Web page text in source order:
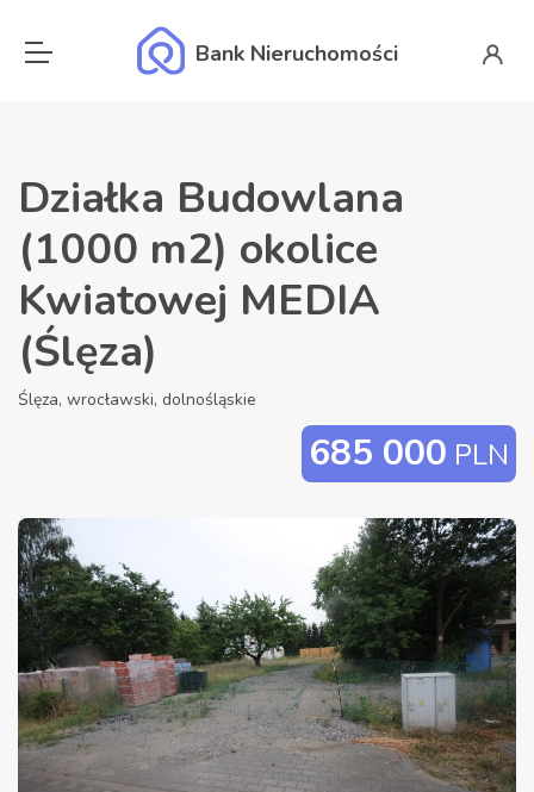
Bank Nieruchomości
Działka Budowlana
(1000 m2) okolice
Kwiatowej MEDIA
(Ślęza)
Ślęza, wrocławski, dolnośląskie
685 000 PLN